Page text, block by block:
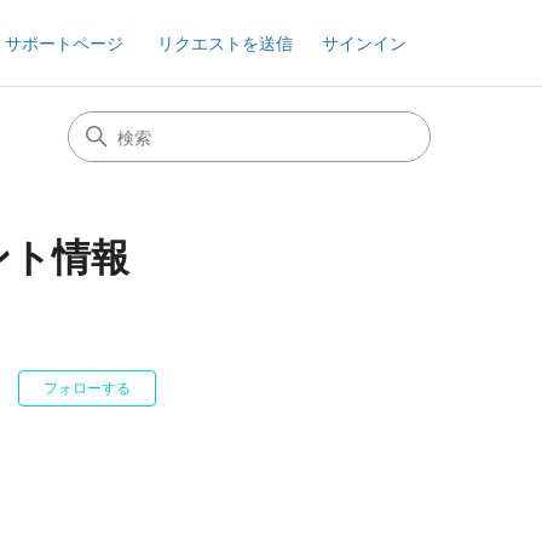
ポートページ リクエストを送信 サインイン
ト情報
フォローする